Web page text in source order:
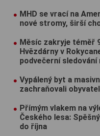
MHD se vrací na
nové stromy, širší
Měsíc zakryje téměř
Hvězdárny v
podvečerní sledování
Vypálený byt a
zachraňovali
Přímým vlakem na
Českého lesa:
do října